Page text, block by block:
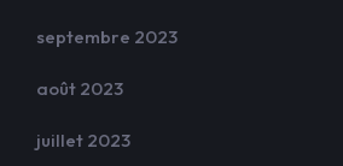
septembre 2023
août 2023
juillet 2023